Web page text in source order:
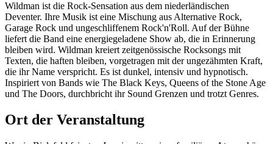
Wildman ist die Rock-Sensation aus dem niederländischen
Deventer. Ihre Musik ist eine Mischung aus Alternative Rock,
Garage Rock und ungeschliffenem Rock'n'Roll. Auf der Bühne
liefert die Band eine energiegeladene Show ab, die in Erinnerung
bleiben wird. Wildman kreiert zeitgenössische Rocksongs mit
Texten, die haften bleiben, vorgetragen mit der ungezähmten Kraft,
die ihr Name verspricht. Es ist dunkel, intensiv und hypnotisch.
Inspiriert von Bands wie The Black Keys, Queens of the Stone Age
und The Doors, durchbricht ihr Sound Grenzen und trotzt Genres.
Ort der Veranstaltung